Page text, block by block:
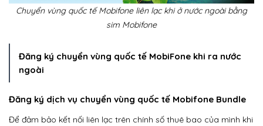
Chuyển vùng quốc tế Mobifone liên lạc khi ở nước ngoài bằng
sim Mobifone
Đăng ký chuyển vùng quốc tế MobiFone khi ra nước
ngoài
Đăng ký dịch vụ chuyển vùng quốc tế Mobifone Bundle
Để đảm bảo kết nối liên lạc trên chính số thuê bao của mình khi